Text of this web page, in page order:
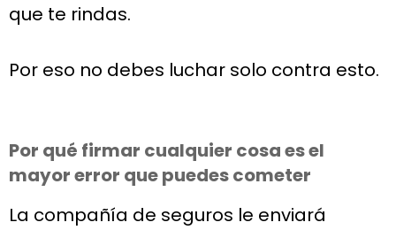
que te rindas.
Por eso no debes luchar solo contra esto.
Por qué firmar cualquier cosa es el
mayor error que puedes cometer
La compañía de seguros le enviará